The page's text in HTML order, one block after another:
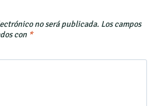
no será publicada. Los campos
con *